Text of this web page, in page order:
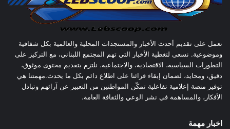
نعمل على تقديم أحدث الأخبار والمستجدات المحلية والعالمية بكل شفافية
وموضوعية. نسعى لتغطية الأخبار التي تهم المجتمع اللبناني، مع التركيز على
التطورات السياسية، الاقتصادية، والاجتماعية. نلتزم بتقديم محتوى موثوق،
دقيق، ومحايد، لضمان إبقاء قرائنا على اطلاع دائم بكل ما يحدث.مهمتنا هي
توفير منصة إعلامية تفاعلية تمكّن المواطنين من التعبير عن آرائهم وتبادل
الأفكار، والمساهمة في نشر الوعي والثقافة العامة.
اخبار مهمة